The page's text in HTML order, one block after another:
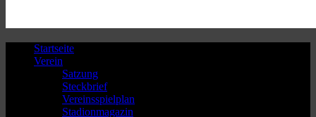
Startseite
Verein
Satzung
Steckbrief
Vereinsspielplan
Stadionmagazin